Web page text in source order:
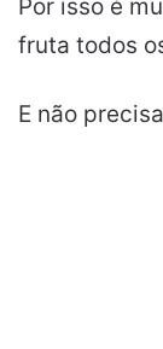
Por isso é
fruta todos
E não